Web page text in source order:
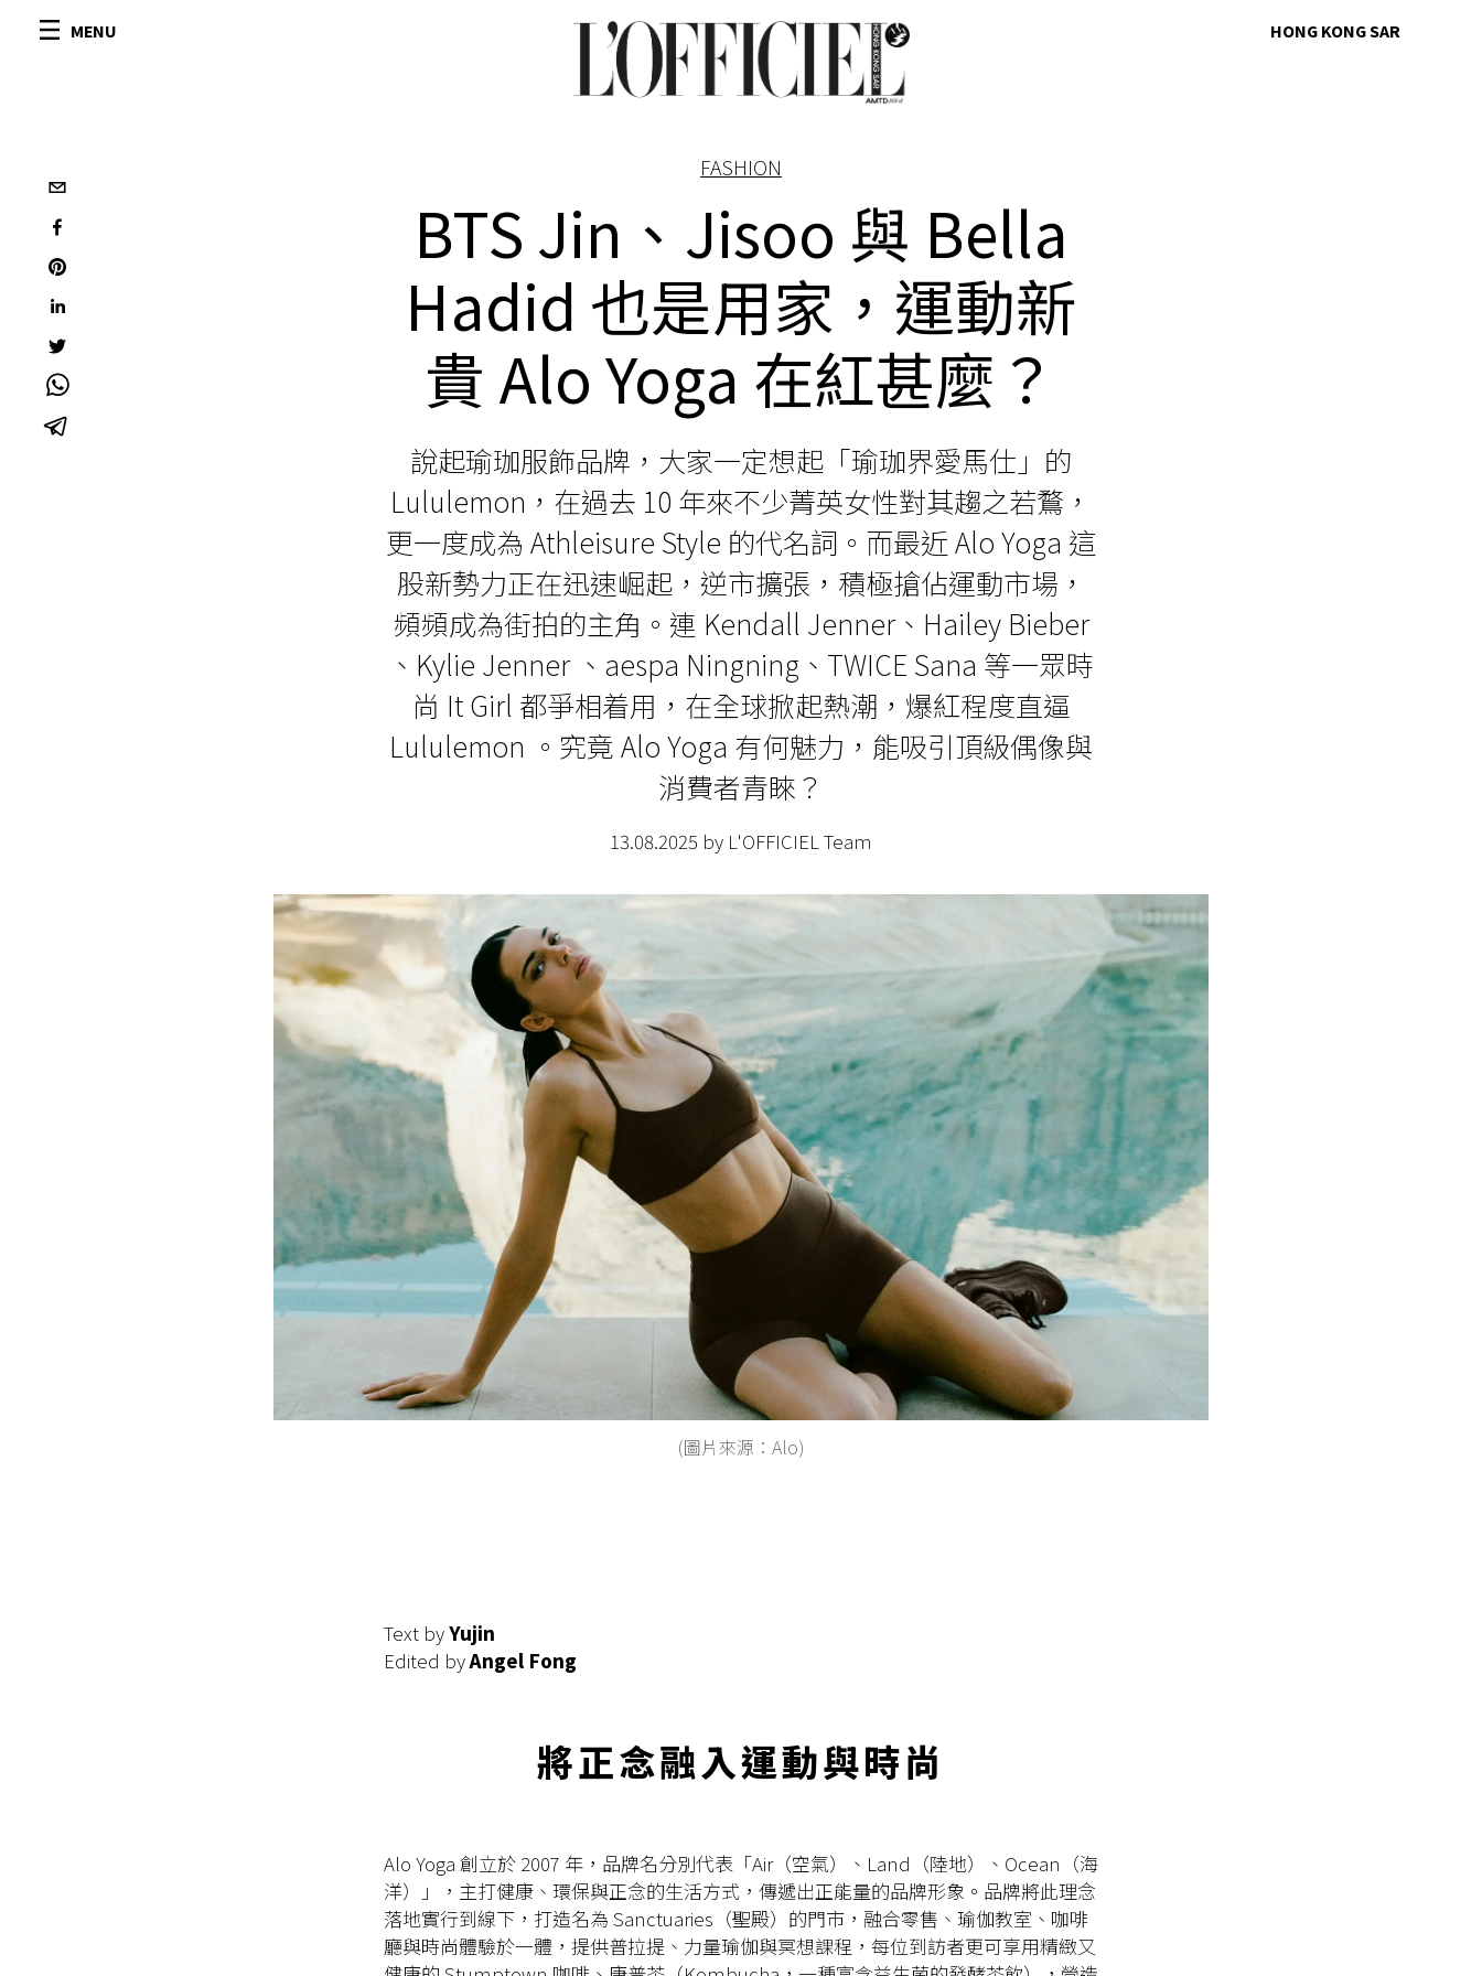
MENU HONG KONG SAR
FASHION
BTS Jin、Jisoo 與 Bella
Hadid 也是用家，運動新
貴 Alo Yoga 在紅甚麼？
說起瑜珈服飾品牌，大家一定想起「瑜珈界愛馬仕」的
Lululemon，在過去 10 年來不少菁英女性對其趨之若鶩，
更一度成為 Athleisure Style 的代名詞。而最近 Alo Yoga 這
股新勢力正在迅速崛起，逆市擴張，積極搶佔運動市場，
頻頻成為街拍的主角。連 Kendall Jenner、Hailey Bieber
、Kylie Jenner 、aespa Ningning、TWICE Sana 等一眾時
尚 It Girl 都爭相着用，在全球掀起熱潮，爆紅程度直逼
Lululemon 。究竟 Alo Yoga 有何魅力，能吸引頂級偶像與
消費者青睞？
13.08.2025 by L'OFFICIEL Team
(圖片來源：Alo)
Text byYujin
Edited byAngel Fong
將正念融入運動與時尚
Alo Yoga 創立於 2007 年，品牌名分別代表「Air（空氣）、Land（陸地）、Ocean（海
洋）」，主打健康、環保與正念的生活方式，傳遞出正能量的品牌形象。品牌將此理念
落地實行到線下，打造名為 Sanctuaries（聖殿）的門市，融合零售、瑜伽教室、咖啡
廳與時尚體驗於一體，提供普拉提、力量瑜伽與冥想課程，每位到訪者更可享用精緻又